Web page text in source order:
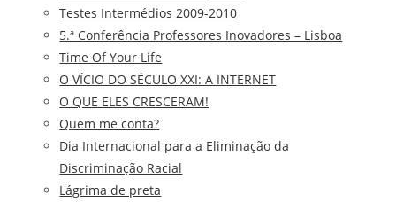
Testes Intermédios 2009-2010
5.ª Conferência Professores Inovadores – Lisboa
Time Of Your Life
O VÍCIO DO SÉCULO XXI: A INTERNET
O QUE ELES CRESCERAM!
Quem me conta?
Dia Internacional para a Eliminação da
Discriminação Racial
Lágrima de preta